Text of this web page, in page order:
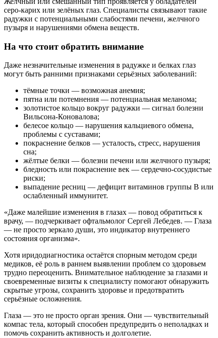
серо-карих или зелёных глаз. Специалисты связывают такие
радужки с потенциальными слабостями печени, желчного
пузыря и нарушениями обмена веществ.
На что стоит обратить внимание
Даже незначительные изменения в радужке и белках глаз
могут быть ранними признаками серьёзных заболеваний:
тёмные точки — возможная анемия;
пятна или потемнения — потенциальная меланома;
золотистое кольцо вокруг радужки — сигнал болезни
Вильсона-Коновалова;
белесое кольцо — нарушения кальциевого обмена,
проблемы с суставами;
покраснение белков — усталость, стресс, нарушения
сна;
жёлтые белки — болезни печени или желчного пузыря;
бледность или покраснение век — сердечно-сосудистые
риски;
выпадение ресниц — дефицит витаминов группы B или
ослабленный иммунитет.
«Даже малейшие изменения в глазах — повод обратиться к
врачу, — подчеркивает офтальмолог Сергей Лебедев. — Глаза
— не просто зеркало души, это индикатор внутреннего
состояния организма».
Хотя иридодиагностика остаётся спорным методом среди
медиков, её роль в раннем выявлении проблем со здоровьем
трудно переоценить. Внимательное наблюдение за глазами и
своевременные визиты к специалисту помогают обнаружить
скрытые угрозы, сохранить здоровье и предотвратить
серьёзные осложнения.
Глаза — это не просто орган зрения. Они — чувствительный
компас тела, который способен предупредить о неполадках и
помочь сохранить активность и долголетие.